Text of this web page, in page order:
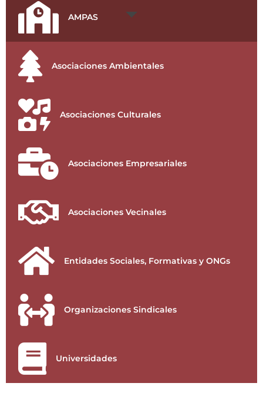
AMPAS
Asociaciones Ambientales
Asociaciones Culturales
Asociaciones Empresariales
Asociaciones Vecinales
Entidades Sociales, Formativas y ONGs
Organizaciones Sindicales
Universidades